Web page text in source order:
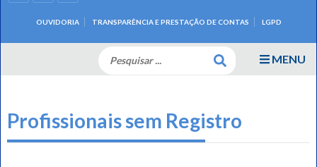
OUVIDORIA TRANSPARÊNCIA E PRESTAÇÃO DE CONTAS LGPD
MENU
Profissionais sem Registro